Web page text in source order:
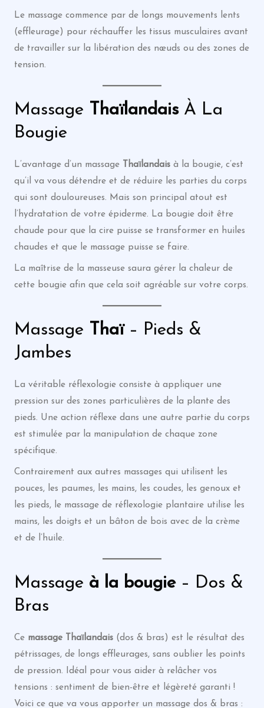
Le massage commence par de longs mouvements lents
(effleurage) pour réchauffer les tissus musculaires avant
de travailler sur la libération des nœuds ou des zones de
tension.
Massage ThaïlandaisÀ La
Bougie
L’avantage d’un massage Thaïlandaisà la bougie, c’est
qu’il va vous détendre et de réduire les parties du corps
qui sont douloureuses. Mais son principal atout est
l’hydratation de votre épiderme. La bougie doit être
chaude pour que la cire puisse se transformer en huiles
chaudes et que le massage puisse se faire.
La maîtrise de la masseuse saura gérer la chaleur de
cette bougie afin que cela soit agréable sur votre corps.
Massage Thaï– Pieds &
Jambes
La véritable réflexologie consiste à appliquer une
pression sur des zones particulières de la plante des
pieds. Une action réflexe dans une autre partie du corps
est stimulée par la manipulation de chaque zone
spécifique.
Contrairement aux autres massages qui utilisent les
pouces, les paumes, les mains, les coudes, les genoux et
les pieds, le massage de réflexologie plantaire utilise les
mains, les doigts et un bâton de bois avec de la crème
et de l’huile.
Massage à la bougie– Dos &
Bras
Ce massage Thaïlandais(dos & bras) est le résultat des
pétrissages, de longs effleurages, sans oublier les points
de pression. Idéal pour vous aider à relâcher vos
tensions : sentiment de bien-être et légèreté garanti !
Voici ce que va vous apporter un massage dos & bras :